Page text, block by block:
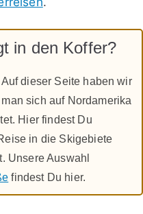
in den Koffer?
dieser Seite haben wir
sich auf Nordamerika
Hier findest Du
in die Skigebiete
Unsere Auswahl
findest Du hier.